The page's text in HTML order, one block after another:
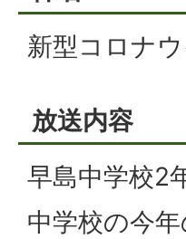
新型コロナ
放送内容
早島中学校2
中学校の今